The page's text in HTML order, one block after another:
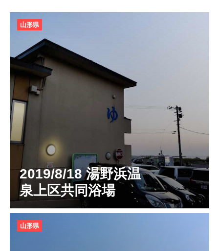
2019/8/18 湯野浜温
泉上区共同浴場
山形県
山形県